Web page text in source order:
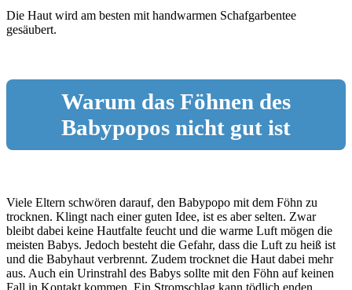
Die Haut wird am besten mit handwarmen Schafgarbentee
gesäubert.
Warum das Föhnen des
Babypopos nicht gut ist
Viele Eltern schwören darauf, den Babypopo mit dem Föhn zu
trocknen. Klingt nach einer guten Idee, ist es aber selten. Zwar
bleibt dabei keine Hautfalte feucht und die warme Luft mögen die
meisten Babys. Jedoch besteht die Gefahr, dass die Luft zu heiß ist
und die Babyhaut verbrennt. Zudem trocknet die Haut dabei mehr
aus. Auch ein Urinstrahl des Babys sollte mit den Föhn auf keinen